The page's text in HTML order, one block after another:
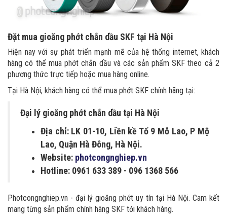
Đặt mua gioăng phớt chắn dầu SKF tại Hà Nội
Hiện nay với sự phát triển mạnh mẽ của hệ thống internet, khách
hàng có thể mua phớt chắn dầu và các sản phẩm SKF theo cả 2
phương thức trực tiếp hoặc mua hàng online.
Tại Hà Nội, khách hàng có thể mua phớt SKF chính hãng tại:
Đại lý gioăng phớt chắn dầu tại Hà Nội
Địa chỉ: LK 01-10, Liền kề Tổ 9 Mỗ Lao, P Mộ
Lao, Quận Hà Đông, Hà Nội.
Website: photcongnghiep.vn
Hotline: 0961 633 389​ - 096 1368 566
Photcongnghiep.vn - đại lý gioăng phớt uy tín tại Hà Nội. Cam kết
mang từng sản phẩm chính hãng SKF tới khách hàng.